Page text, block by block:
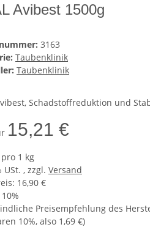
Avibest 1500g
3163
Taubenklinik
Taubenklinik
Schadstoffreduktion und
15,21 €
1 kg
USt. , zzgl. Versand
16,90 €
10%
Preisempfehlung des
10%, also 1,69 €)